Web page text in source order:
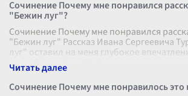
Сочинение Почему мне понравился
"Бежин луг"?
Сочинение Почему мне понравился
"Бежин луг" Рассказ Ивана Сергеевича
луг" оставил на меня глубокое
из любимых произведе
Сочинение Почему мне понравилось это